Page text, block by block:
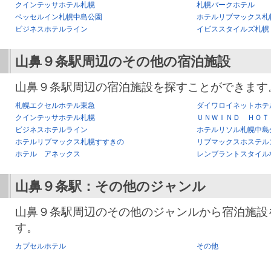
クインテッサホテル札幌
札幌パークホテル
ベッセルイン札幌中島公園
ホテルリブマックス
ビジネスホテルライン
イビススタイルズ札幌
山鼻９条駅周辺のその他の宿泊施設
山鼻９条駅周辺の宿泊施設を探すことができます
札幌エクセルホテル東急
ダイワロイネットホ
クインテッサホテル札幌
ＵＮＷＩＮＤ ＨＯ
ビジネスホテルライン
ホテルリソル札幌中島
ホテルリブマックス札幌すすきの
リブマックスホステ
ホテル アネックス
レンブラントスタイル
山鼻９条駅 ：その他のジャンル
山鼻９条駅周辺のその他のジャンルから宿泊施
す。
カプセルホテル その他